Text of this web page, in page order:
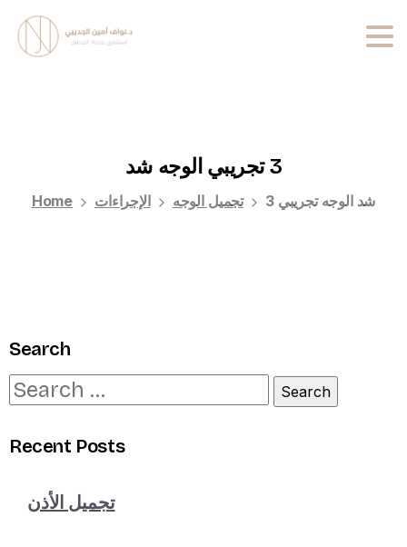
شد الوجه تجريبي 3
Home الإجراءات تجميل الوجه شد الوجه تجريبي 3
Search
Recent Posts
تجميل الأذن